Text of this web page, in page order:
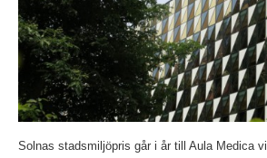
Solnas stadsmiljöpris går i år till Aula Medica